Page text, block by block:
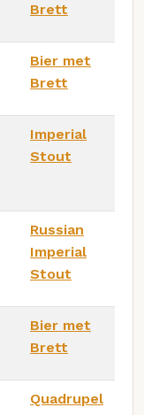
Brett
Bier met
Brett
Imperial
Stout
Russian
Imperial
Stout
Bier met
Brett
Quadrupel